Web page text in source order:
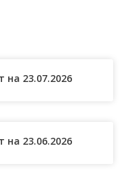
на 23.07.2026
на 23.06.2026